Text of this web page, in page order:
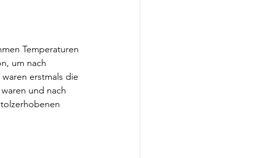
Temperaturen
um nach
erstmals die
und nach